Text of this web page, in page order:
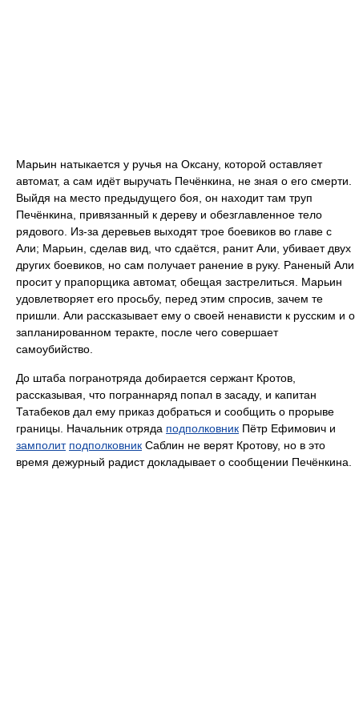
Марьин натыкается у ручья на Оксану, которой оставляет
автомат, а сам идёт выручать Печёнкина, не зная о его смерти.
Выйдя на место предыдущего боя, он находит там труп
Печёнкина, привязанный к дереву и обезглавленное тело
рядового. Из-за деревьев выходят трое боевиков во главе с
Али; Марьин, сделав вид, что сдаётся, ранит Али, убивает двух
других боевиков, но сам получает ранение в руку. Раненый Али
просит у прапорщика автомат, обещая застрелиться. Марьин
удовлетворяет его просьбу, перед этим спросив, зачем те
пришли. Али рассказывает ему о своей ненависти к русским и о
запланированном теракте, после чего совершает
самоубийство.
До штаба погранотряда добирается сержант Кротов,
рассказывая, что пограннаряд попал в засаду, и капитан
Татабеков дал ему приказ добраться и сообщить о прорыве
границы. Начальник отряда подполковник Пётр Ефимович и
замполит подполковник Саблин не верят Кротову, но в это
время дежурный радист докладывает о сообщении Печёнкина.